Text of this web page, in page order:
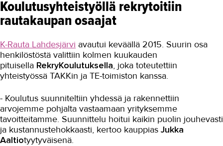
Maarakennus
Media-ala ja viestintätekniikka
Palvelumuotoilu ja tuotekehitys
Puhtaus, kotityö ja välinehuolto
Rakentaminen
Rakennusalan opiskelijatyöt
Koulutusyhteistyöllä rekrytoitiin
rautakaupan osaajat
K-Rauta Lahdesjärvi avautui keväällä 2015. Suurin osa
henkilöstöstä valittiin kolmen kuukauden
pituisella RekryKoulutuksella, joka toteutettiin
yhteistyössä TAKKin ja TE-toimiston kanssa.
- Koulutus suunniteltiin yhdessä ja rakennettiin
arvojemme pohjalta vastaamaan yrityksemme
tavoitteitamme. Suunnittelu hoitui kaikin puolin jouhevasti
ja kustannustehokkaasti, kertoo kauppias Jukka
Aaltiotyytyväisenä.